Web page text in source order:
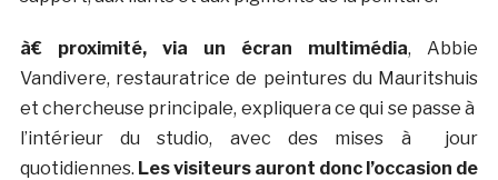
à€ proximité, via un écran multimédia, Abbie
Vandivere, restauratrice de peintures du Mauritshuis
et chercheuse principale, expliquera ce qui se passe à
l’intérieur du studio, avec des mises à jour
quotidiennes. Les visiteurs auront donc l’occasion de